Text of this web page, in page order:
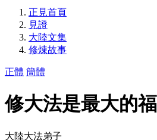
正見首頁
見證
大陸文集
修煉故事
正體 簡體
修大法是最大的福
大陸大法弟子